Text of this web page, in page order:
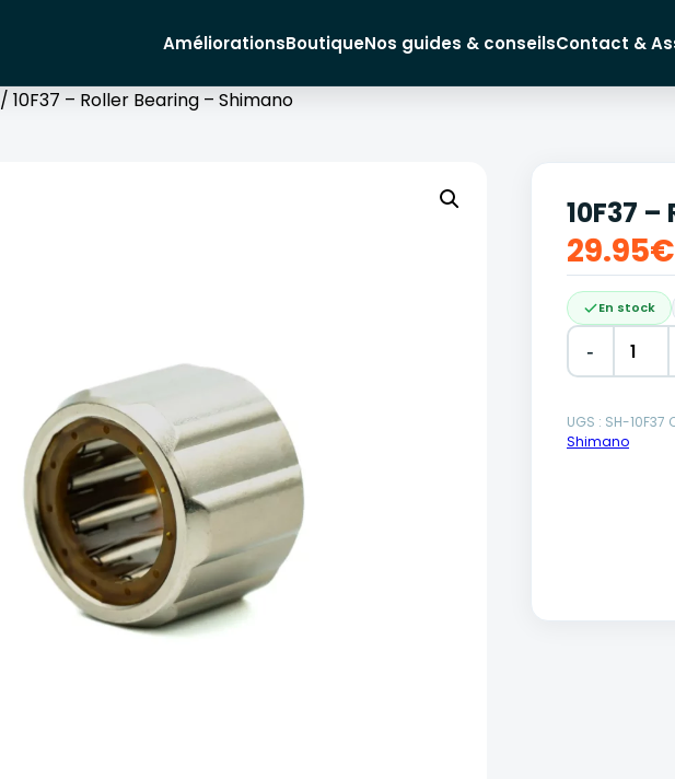
AméliorationsBoutiqueNos guides & conseilsContact &
/ 10F37 – Roller Bearing – Shimano
10F37
29.95€
En stock
-
UGS : SH-10F37
Shimano